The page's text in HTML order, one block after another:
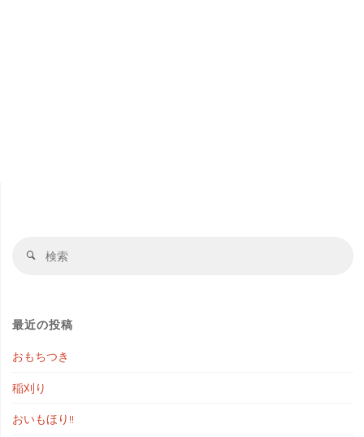
検
最近の投稿
おもちつき
稲刈り
おいもほり!!